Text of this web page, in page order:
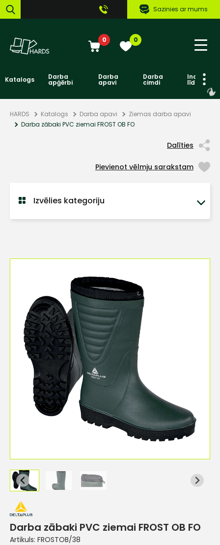
Sazinies ar mums
0 0
Katalogs Darba
apģērbi
Darba
apavi
Darba
cimdi līdzekļi
HARDS Katalogs Darba apavi
Ziemas darba apavi
Darba zābaki PVC ziemai FROST OB FO
Dalīties
Pievienot vēlmju sarakstam
Izvēlies kategoriju
Darba zābaki PVC ziemai FROST OB FO
Artikuls: FROSTOB/38